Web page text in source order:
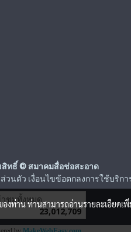
ทธิ์ © สมาคมสื่อช่อสะอาด
วนตัว เงื่อนไขข้อตกลงการใช้บริกา
าชมวันนี้ 6,925
byMakeWebEasy.com
งท่าน ท่านสามารถอ่านรายละเอียดเ